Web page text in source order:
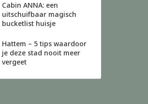
Cabin ANNA: een
uitschuifbaar magisch
bucketlist huisje
Hattem – 5 tips waardoor
je deze stad nooit meer
vergeet